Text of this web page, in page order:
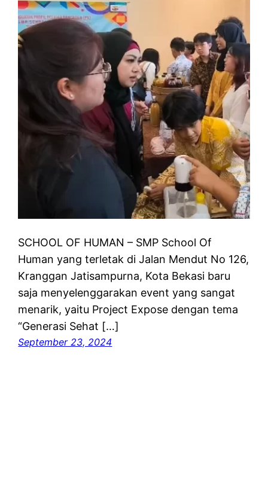
SCHOOL OF HUMAN – SMP School Of
Human yang terletak di Jalan Mendut No 126,
Kranggan Jatisampurna, Kota Bekasi baru
saja menyelenggarakan event yang sangat
menarik, yaitu Project Expose dengan tema
“Generasi Sehat […]
September 23, 2024